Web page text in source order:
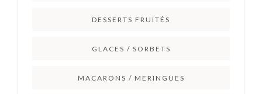
DESSERTS FRUITÉS
GLACES / SORBETS
MACARONS / MERINGUES